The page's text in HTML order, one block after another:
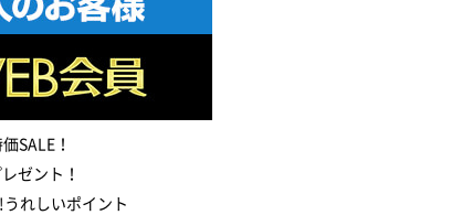
SALE！
ゼント！
れしいポイント